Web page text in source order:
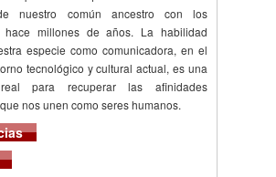
nuestro común ancestro con los
hace millones de años. La habilidad
especie como comunicadora, en el
tecnológico y cultural actual, es una
para recuperar las afinidades
nos unen como seres humanos.